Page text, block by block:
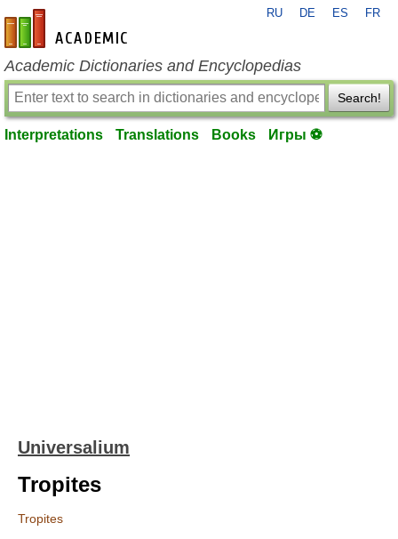
en-academic.com
RU DE ES FR
Academic Dictionaries and Encyclopedias
Search!
Interpretations Translations Books Игры ⚽
Universalium
Tropites
Tropites